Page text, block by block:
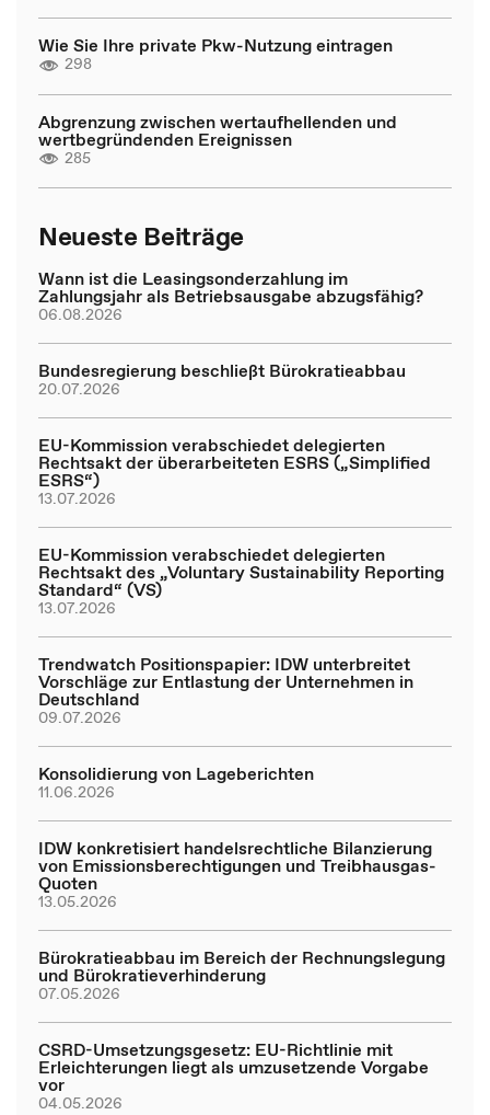
Wie Sie Ihre private Pkw-Nutzung eintragen
298
Abgrenzung zwischen wertaufhellenden und
wertbegründenden Ereignissen
285
Neueste Beiträge
Wann ist die Leasingsonderzahlung im
Zahlungsjahr als Betriebsausgabe abzugsfähig?
06.08.2026
Bundesregierung beschließt Bürokratieabbau
20.07.2026
EU-Kommission verabschiedet delegierten
Rechtsakt der überarbeiteten ESRS („Simplified
ESRS“)
13.07.2026
EU-Kommission verabschiedet delegierten
Rechtsakt des „Voluntary Sustainability Reporting
Standard“ (VS)
13.07.2026
Trendwatch Positionspapier: IDW unterbreitet
Vorschläge zur Entlastung der Unternehmen in
Deutschland
09.07.2026
Konsolidierung von Lageberichten
11.06.2026
IDW konkretisiert handelsrechtliche Bilanzierung
von Emissionsberechtigungen und Treibhausgas-
Quoten
13.05.2026
Bürokratieabbau im Bereich der Rechnungslegung
und Bürokratieverhinderung
07.05.2026
CSRD-Umsetzungsgesetz: EU-Richtlinie mit
Erleichterungen liegt als umzusetzende Vorgabe
vor
04.05.2026